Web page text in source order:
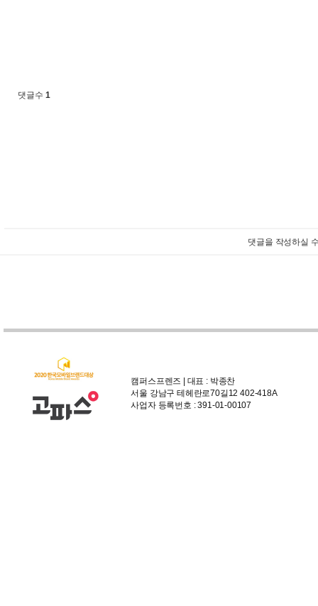
댓글수 1
댓글을 작성하실
캠퍼스프렌즈 | 대표 : 박종찬
서울 강남구 테헤란로70길12 402-418A
사업자 등록번호 : 391-01-00107